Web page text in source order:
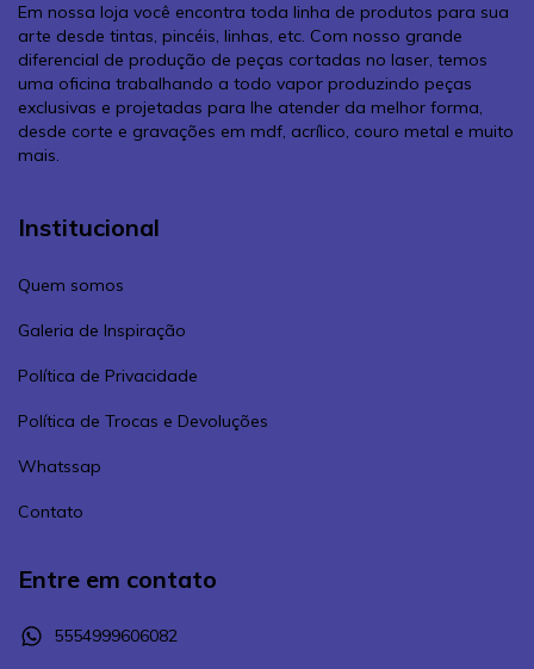
Em nossa loja você encontra toda linha de produtos para sua
arte desde tintas, pincéis, linhas, etc. Com nosso grande
diferencial de produção de peças cortadas no laser, temos
uma oficina trabalhando a todo vapor produzindo peças
exclusivas e projetadas para lhe atender da melhor forma,
desde corte e gravações em mdf, acrílico, couro metal e muito
mais.
Institucional
Quem somos
Galeria de Inspiração
Política de Privacidade
Política de Trocas e Devoluções
Whatssap
Contato
Entre em contato
5554999606082